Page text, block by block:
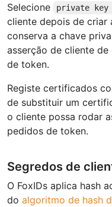
Selecione private key
cliente depois de criar
conserva a chave
asserção de cliente
de token.
Registe certificados
de substituir um
o cliente possa rodar
pedidos de token.
Segredos de
O FoxIDs aplica hash
do algoritmo de hash